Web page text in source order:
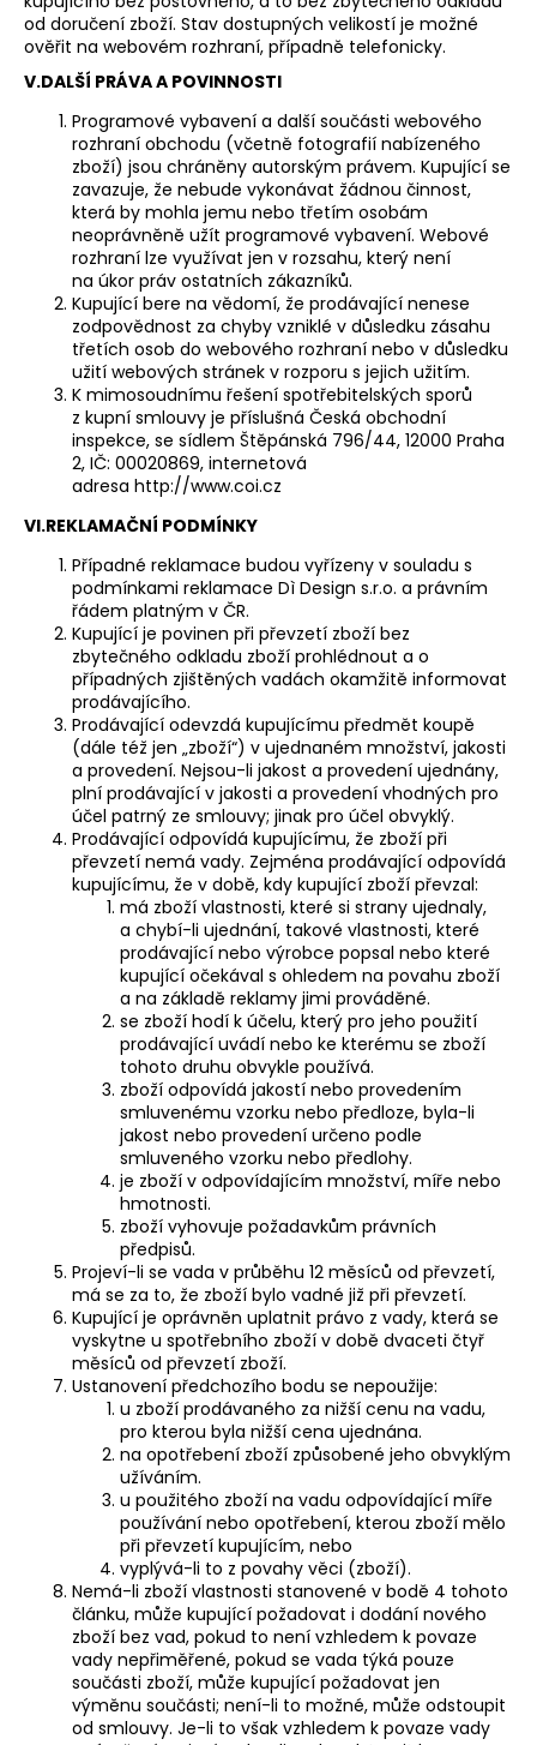
od doručení zboží. Stav dostupných velikostí je možné
ověřit na webovém rozhraní, případně telefonicky.
V.DALŠÍ PRÁVA A POVINNOSTI
Programové vybavení a další součásti webového
rozhraní obchodu (včetně fotografií nabízeného
zboží) jsou chráněny autorským právem. Kupující se
zavazuje, že nebude vykonávat žádnou činnost,
která by mohla jemu nebo třetím osobám
neoprávněně užít programové vybavení. Webové
rozhraní lze využívat jen v rozsahu, který není
na úkor práv ostatních zákazníků.
Kupující bere na vědomí, že prodávající nenese
zodpovědnost za chyby vzniklé v důsledku zásahu
třetích osob do webového rozhraní nebo v důsledku
užití webových stránek v rozporu s jejich užitím.
K mimosoudnímu řešení spotřebitelských sporů
z kupní smlouvy je příslušná Česká obchodní
inspekce, se sídlem Štěpánská 796/44, 12000 Praha
2, IČ: 00020869, internetová
adresa http://www.coi.cz
VI.REKLAMAČNÍ PODMÍNKY
Případné reklamace budou vyřízeny v souladu s
podmínkami reklamace Dì Design s.r.o. a právním
řádem platným v ČR.
Kupující je povinen při převzetí zboží bez
zbytečného odkladu zboží prohlédnout a o
případných zjištěných vadách okamžitě informovat
prodávajícího.
Prodávající odevzdá kupujícímu předmět koupě
(dále též jen „zboží“) v ujednaném množství, jakosti
a provedení. Nejsou-li jakost a provedení ujednány,
plní prodávající v jakosti a provedení vhodných pro
účel patrný ze smlouvy; jinak pro účel obvyklý.
Prodávající odpovídá kupujícímu, že zboží při
převzetí nemá vady. Zejména prodávající odpovídá
kupujícímu, že v době, kdy kupující zboží převzal:
má zboží vlastnosti, které si strany ujednaly,
a chybí-li ujednání, takové vlastnosti, které
prodávající nebo výrobce popsal nebo které
kupující očekával s ohledem na povahu zboží
a na základě reklamy jimi prováděné.
se zboží hodí k účelu, který pro jeho použití
prodávající uvádí nebo ke kterému se zboží
tohoto druhu obvykle používá.
zboží odpovídá jakostí nebo provedením
smluvenému vzorku nebo předloze, byla-li
jakost nebo provedení určeno podle
smluveného vzorku nebo předlohy.
je zboží v odpovídajícím množství, míře nebo
hmotnosti.
zboží vyhovuje požadavkům právních
předpisů.
Projeví-li se vada v průběhu 12 měsíců od převzetí,
má se za to, že zboží bylo vadné již při převzetí.
Kupující je oprávněn uplatnit právo z vady, která se
vyskytne u spotřebního zboží v době dvaceti čtyř
měsíců od převzetí zboží.
Ustanovení předchozího bodu se nepoužije:
u zboží prodávaného za nižší cenu na vadu,
pro kterou byla nižší cena ujednána.
na opotřebení zboží způsobené jeho obvyklým
užíváním.
u použitého zboží na vadu odpovídající míře
používání nebo opotřebení, kterou zboží mělo
při převzetí kupujícím, nebo
vyplývá-li to z povahy věci (zboží).
Nemá-li zboží vlastnosti stanovené v bodě 4 tohoto
článku, může kupující požadovat i dodání nového
zboží bez vad, pokud to není vzhledem k povaze
vady nepřiměřené, pokud se vada týká pouze
součásti zboží, může kupující požadovat jen
výměnu součásti; není-li to možné, může odstoupit
od smlouvy. Je-li to však vzhledem k povaze vady